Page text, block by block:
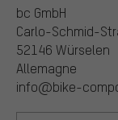
bc GmbH
Carlo-Schmid-
52146 Würselen
Allemagne
info@bike-